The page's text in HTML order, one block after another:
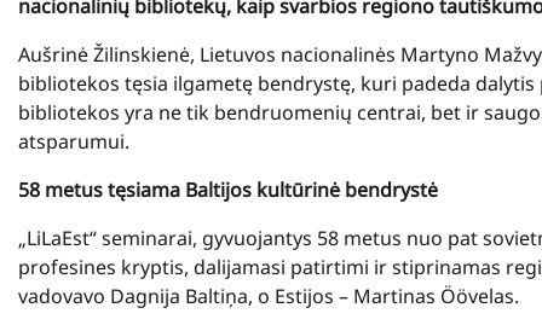
nacionalinių bibliotekų, kaip svarbios regiono
Aušrinė Žilinskienė, Lietuvos nacionalinės Martyno
bibliotekos tęsia ilgametę bendrystę, kuri padeda
bibliotekos yra ne tik bendruomenių centrai, bet ir
atsparumui.
58 metus tęsiama Baltijos kultūrinė bendrystė
„LiLaEst“ seminarai, gyvuojantys 58 metus nuo pat
profesines kryptis, dalijamasi patirtimi ir stiprinamas
vadovavo Dagnija Baltiņa, o Estijos – Martinas Öövelas.